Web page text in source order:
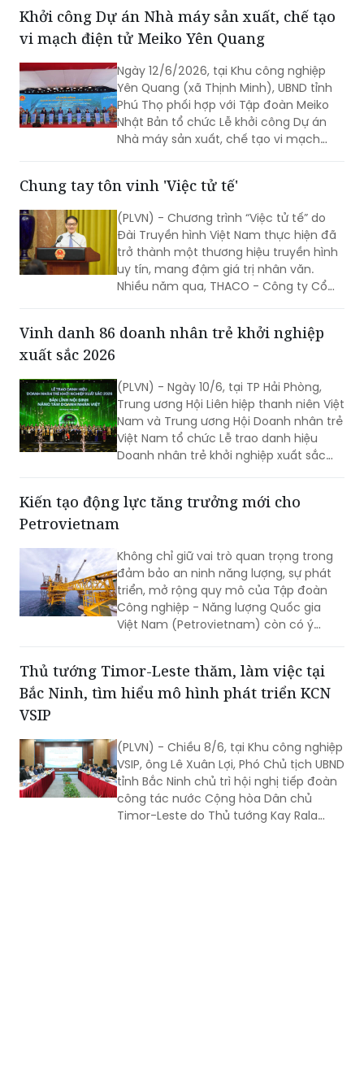
Nga, Phó Chủ tịch Thường trực Hội
Doanh nhân Tư nhân Việt Nam, Chủ
tịch Tập đoàn BRG, giữ chức vụ Quyền
Chủ tịch Hội Doanh nhân Tư nhân Việt
Nam.
Khởi công Dự án Nhà máy sản xuất, chế tạo
vi mạch điện tử Meiko Yên Quang
Ngày 12/6/2026, tại Khu công nghiệp
Yên Quang (xã Thịnh Minh), UBND tỉnh
Nhật Bản tổ chức Lễ khởi công Dự án
Nhà máy sản xuất, chế tạo vi mạch
điện tử Meiko Yên Quang. Phó Thủ
tướng Hồ Quốc Dũng dự và phát biểu
tại buổi lễ.
Chung tay tôn vinh 'Việc tử tế'
(PLVN) - Chương trình “Việc tử tế” do
Đài Truyền hình Việt Nam thực hiện đã
uy tín, mang đậm giá trị nhân văn.
Nhiều năm qua, THACO - Công ty Cổ
cùng VTV với mong muốn lan tỏa
những hành động đẹp, những tấm
gương đẹp trong xã hội...
Vinh danh 86 doanh nhân trẻ khởi nghiệp
xuất sắc 2026
(PLVN) - Ngày 10/6, tại TP Hải Phòng,
Trung ương Hội Liên hiệp thanh niên Việt
Việt Nam tổ chức Lễ trao danh hiệu
Doanh nhân trẻ khởi nghiệp xuất sắc
2026.
Kiến tạo động lực tăng trưởng mới cho
Petrovietnam
Không chỉ giữ vai trò quan trọng trong
đảm bảo an ninh năng lượng, sự phát
Công nghiệp - Năng lượng Quốc gia
Việt Nam (Petrovietnam) còn có ý
nghĩa quyết định tới mục tiêu tăng
Thủ tướng Timor-Leste thăm, làm việc tại
Bắc Ninh, tìm hiểu mô hình phát triển KCN
VSIP
(PLVN) - Chiều 8/6, tại Khu công nghiệp
VSIP, ông Lê Xuân Lợi, Phó Chủ tịch UBND